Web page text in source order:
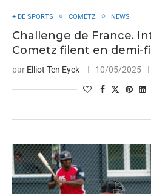
+ DE SPORTS COMETZ NEWS
Challenge de France.
Cometz filent en demi-
par Elliot Ten Eyck 10/05/2025